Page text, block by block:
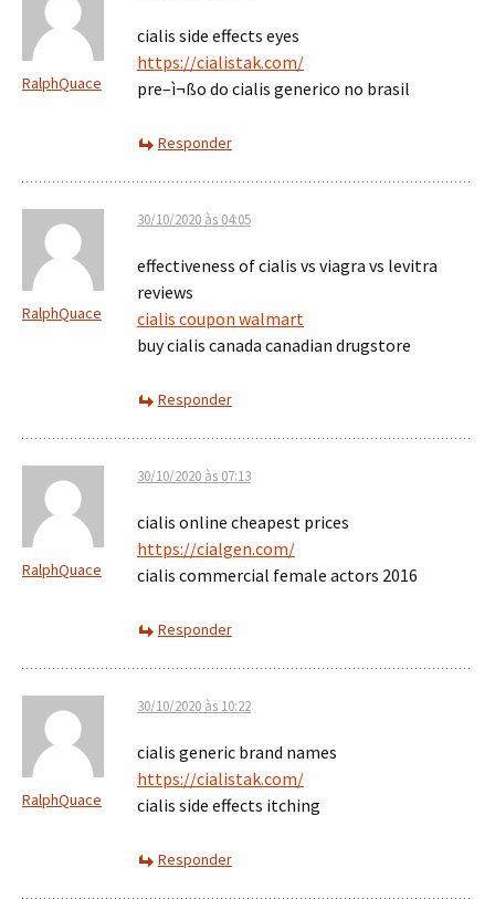
RalphQuace
cialis side effects eyes
https://cialistak.com/
pre–ì¬ßo do cialis generico no brasil
Responder
RalphQuace
30/10/2020 às 04:05
effectiveness of cialis vs viagra vs levitra
reviews
cialis coupon walmart
buy cialis canada canadian drugstore
Responder
RalphQuace
30/10/2020 às 07:13
cialis online cheapest prices
https://cialgen.com/
cialis commercial female actors 2016
Responder
RalphQuace
30/10/2020 às 10:22
cialis generic brand names
https://cialistak.com/
cialis side effects itching
Responder